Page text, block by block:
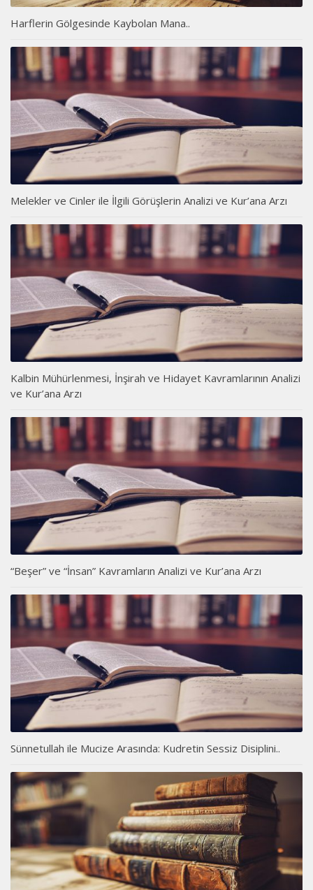
Harflerin Gölgesinde Kaybolan Mana..
Melekler ve Cinler ile İlgili Görüşlerin Analizi ve Kur’ana Arzı
Kalbin Mühürlenmesi, İnşirah ve Hidayet Kavramlarının Analizi
ve Kur’ana Arzı
“Beşer” ve “İnsan” Kavramların Analizi ve Kur’ana Arzı
Sünnetullah ile Mucize Arasında: Kudretin Sessiz Disiplini..